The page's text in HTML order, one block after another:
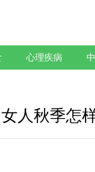
心理疾病
人秋季怎